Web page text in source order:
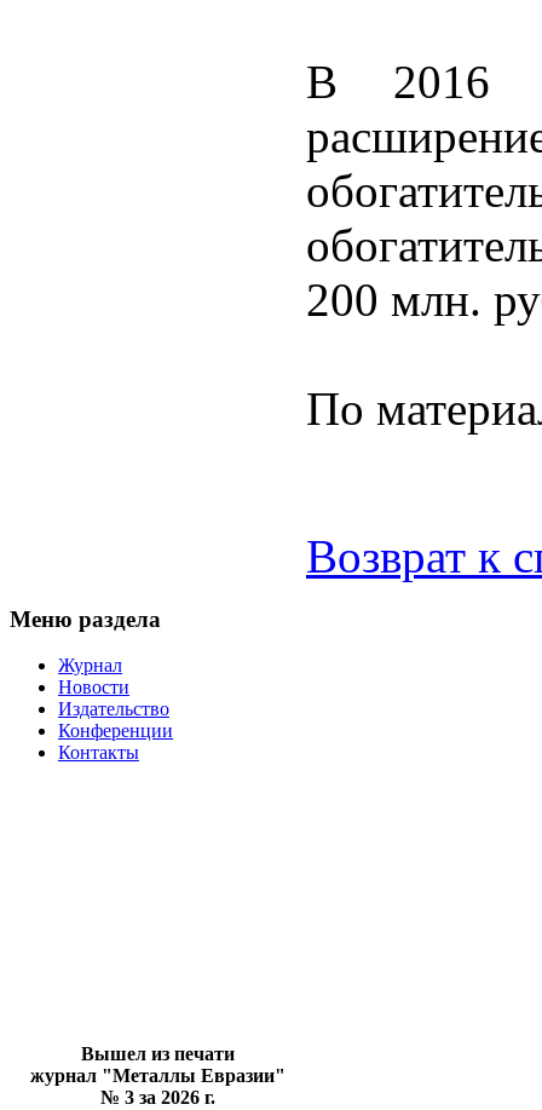
В 2016
200 млн.
По
Возврат к
Меню раздела
Журнал
Новости
Издательство
Конференции
Контакты
Вышел из печати
журнал "Металлы Евразии"
№ 3 за 2026 г.